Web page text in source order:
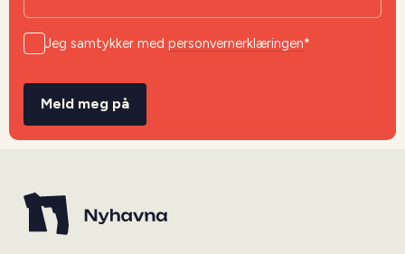
Jeg samtykker med personvernerklæringen*
Meld meg på